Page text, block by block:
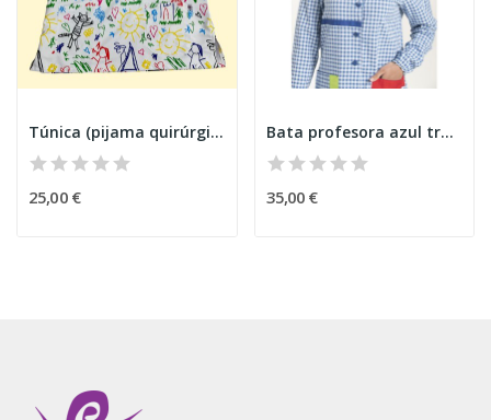
Túnica (pijama quirúrgico) garabato
25,00 €
Bata profesora azul trabillas colores
35,00 €